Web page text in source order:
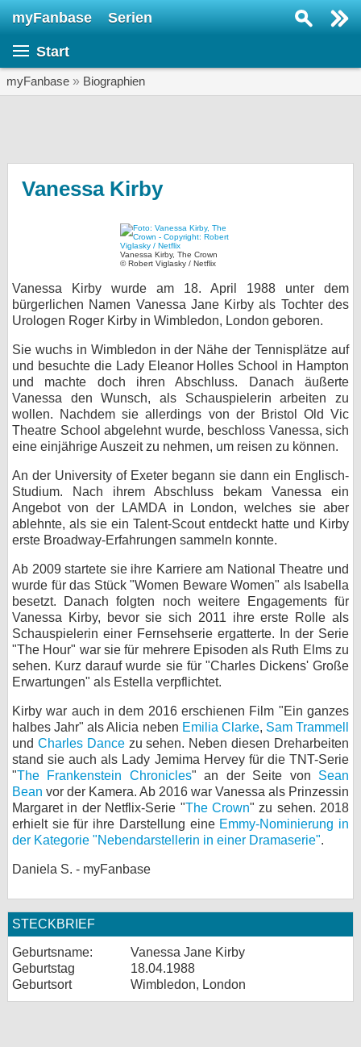
myFanbase Serien
Start
myFanbase » Biographien
Vanessa Kirby
Vanessa Kirby, The Crown
© Robert Viglasky / Netflix
Vanessa Kirby wurde am 18. April 1988 unter dem
bürgerlichen Namen Vanessa Jane Kirby als Tochter des
Urologen Roger Kirby in Wimbledon, London geboren.
Sie wuchs in Wimbledon in der Nähe der Tennisplätze auf
und besuchte die Lady Eleanor Holles School in Hampton
und machte doch ihren Abschluss. Danach äußerte
Vanessa den Wunsch, als Schauspielerin arbeiten zu
wollen. Nachdem sie allerdings von der Bristol Old Vic
Theatre School abgelehnt wurde, beschloss Vanessa, sich
eine einjährige Auszeit zu nehmen, um reisen zu können.
An der University of Exeter begann sie dann ein Englisch-
Studium. Nach ihrem Abschluss bekam Vanessa ein
Angebot von der LAMDA in London, welches sie aber
ablehnte, als sie ein Talent-Scout entdeckt hatte und Kirby
erste Broadway-Erfahrungen sammeln konnte.
Ab 2009 startete sie ihre Karriere am National Theatre und
wurde für das Stück "Women Beware Women" als Isabella
besetzt. Danach folgten noch weitere Engagements für
Vanessa Kirby, bevor sie sich 2011 ihre erste Rolle als
Schauspielerin einer Fernsehserie ergatterte. In der Serie
"The Hour" war sie für mehrere Episoden als Ruth Elms zu
sehen. Kurz darauf wurde sie für "Charles Dickens' Große
Erwartungen" als Estella verpflichtet.
Kirby war auch in dem 2016 erschienen Film "Ein ganzes
halbes Jahr" als Alicia neben Emilia Clarke, Sam Trammell
und Charles Dancezu sehen. Neben diesen Dreharbeiten
stand sie auch als Lady Jemima Hervey für die TNT-Serie
"The Frankenstein Chronicles" an der Seite von Sean
Bean vor der Kamera. Ab 2016 war Vanessa als Prinzessin
Margaret in der Netflix-Serie "The Crown" zu sehen. 2018
erhielt sie für ihre Darstellung eine Emmy-Nominierung in
der Kategorie "Nebendarstellerin in einer Dramaserie".
Daniela S. - myFanbase
STECKBRIEF
Geburtsname:
Vanessa Jane Kirby
Geburtstag
18.04.1988
Geburtsort
Wimbledon, London
KULTUR
Specials
SERVICE
Gewinnspiele
Forum
bei X
bei Facebook
Kontakt
Nutzungsbedingungen
Datenschutz
Cookie-Einstellungen
Impressum
Desktop-Ansicht
myFanbase